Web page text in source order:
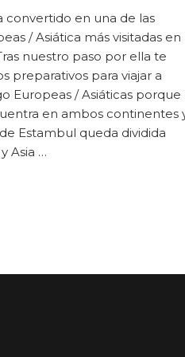
PARA
VIAJAR
A
ESTAMBUL
convertido en una de las
/ Asiática más visitadas en
nuestro paso por ella te
preparativos para viajar a
Europeas / Asiáticas porque
en ambos continentes
Estambul queda dividida
Asia …